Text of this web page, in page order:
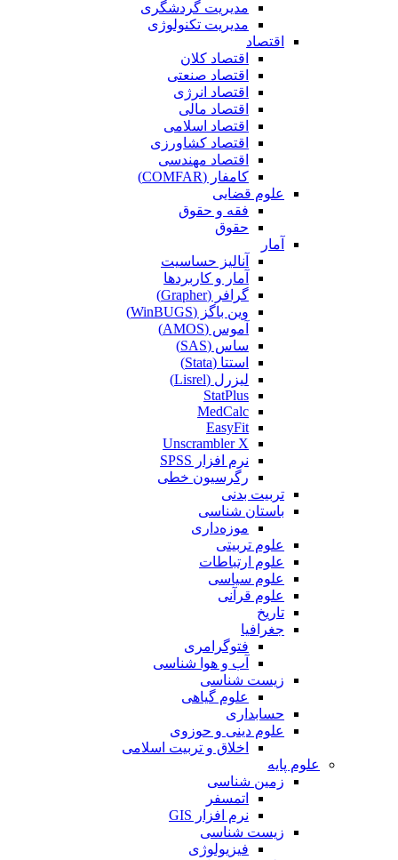
مدیریت گردشگری
مدیریت تکنولوژی
اقتصاد
اقتصاد کلان
اقتصاد صنعتی
اقتصاد انرژی
اقتصاد مالی
اقتصاد اسلامی
اقتصاد کشاورزی
اقتصاد مهندسی
کامفار (COMFAR)
علوم قضایی
فقه و حقوق
حقوق
آمار
آنالیز حساسیت
آمار و کاربردها
گرافر (Grapher)
وین باگز (WinBUGS)
آموس (AMOS)
ساس (SAS)
استتا (Stata)
لیزرل (Lisrel)
StatPlus
MedCalc
EasyFit
Unscrambler X
نرم افزار SPSS
رگرسیون خطی
تربیت بدنی
باستان شناسی
موزه‌داری
علوم تربیتی
علوم ارتباطات
علوم سیاسی
علوم قرآنی
تاریخ
جغرافیا
فتوگرامری
آب و هوا شناسی
زیست شناسی
علوم گیاهی
حسابداری
علوم دینی و حوزوی
اخلاق و تربیت اسلامی
علوم پایه
زمین شناسی
اتمسفر
نرم افزار GIS
زیست شناسی
فیزیولوژی